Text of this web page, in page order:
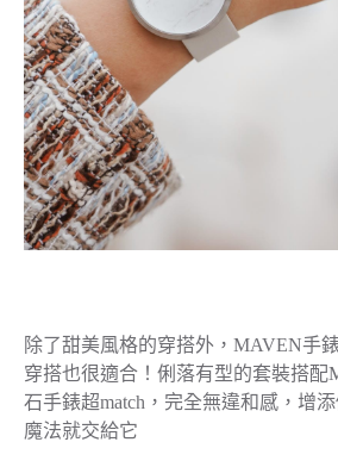
除了甜美風格的穿搭外，MAVEN手
穿搭也很適合！俐落有型的套裝搭配
石手錶超match，完全無違和感，增
魔法就交給它